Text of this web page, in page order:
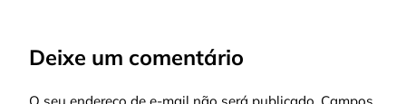
Deixe um comentário
O seu endereço de e-mail não será publicado. Campos